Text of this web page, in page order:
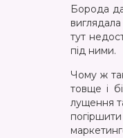
Борода
тут
під ними.
Чому ж
товще і
лущення